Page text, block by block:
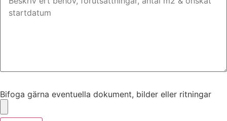
Bifoga gärna eventuella dokument, bilder eller ritningar